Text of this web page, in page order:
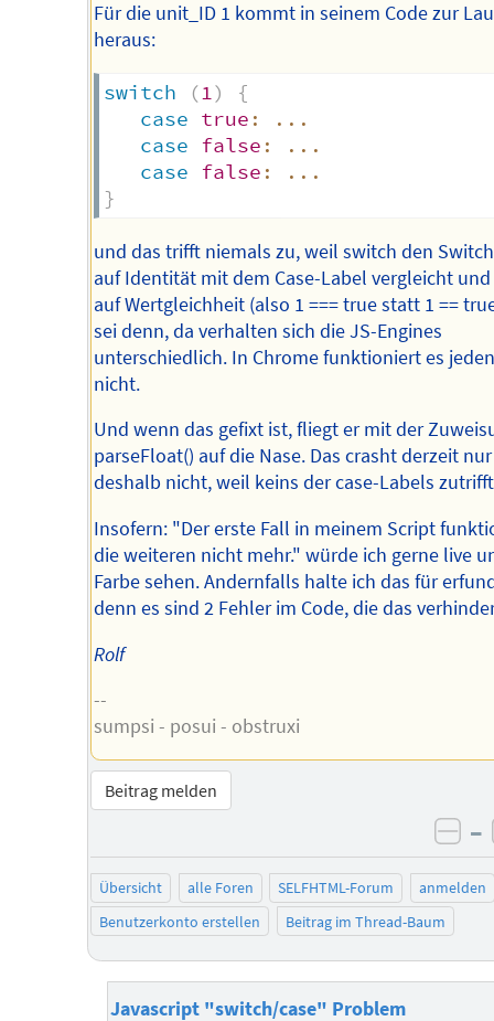
Für die unit_ID 1 kommt in seinem Code zur
heraus:
switch (1)
{
case true :
...
case false :
...
case false :
...
}
und das trifft niemals zu, weil switch den
auf Identität mit dem Case-Label vergleicht
auf Wertgleichheit (also 1 === true statt 1 ==
sei denn, da verhalten sich die JS-Engines
unterschiedlich. In Chrome funktioniert es
nicht.
Und wenn das gefixt ist, fliegt er mit der
parseFloat() auf die Nase. Das crasht derzeit nur
deshalb nicht, weil keins der case-Labels
Insofern: "Der erste Fall in meinem Script
die weiteren nicht mehr." würde ich gerne live
Farbe sehen. Andernfalls halte ich das für
denn es sind 2 Fehler im Code, die das
Rolf
--
sumpsi - posui - obstruxi
Beitrag melden
–
Übersicht alle Foren SELFHTML-Forum
anmelden
Benutzerkonto erstellen
Beitrag im Thread-Baum
Javascript "switch/case" Problem